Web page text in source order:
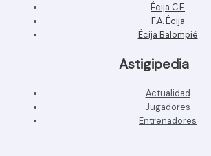
Écija C.F.
F.A. Écija
Écija Balompié
Astigipedia
Actualidad
Jugadores
Entrenadores